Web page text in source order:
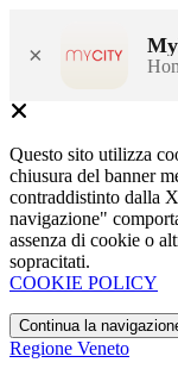
×
Questo sito utilizza
chiusura del banner
contraddistinto dalla
navigazione"
assenza di cookie o
sopracitati.
COOKIE POLICY
Continua la
Regione Veneto